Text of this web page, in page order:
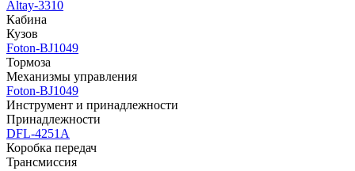
Altay-3310
Кабина
Кузов
Foton-BJ1049
Тормоза
Механизмы управления
Foton-BJ1049
Инструмент и принадлежности
Принадлежности
DFL-4251A
Коробка передач
Трансмиссия